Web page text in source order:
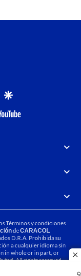
whatsapp
google
youtube-
Términos y condiciones
deCARACOL
D.R.A. Prohibida su
a cualquier idioma sin
in whole or in part, or
All rights reserved